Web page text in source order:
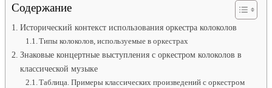
Содержание
Исторический контекст использования оркестра колоколов
Типы колоколов, используемые в оркестрах
Знаковые концертные выступления с оркестром колоколов в
классической музыке
Таблица. Примеры классических произведений с оркестром